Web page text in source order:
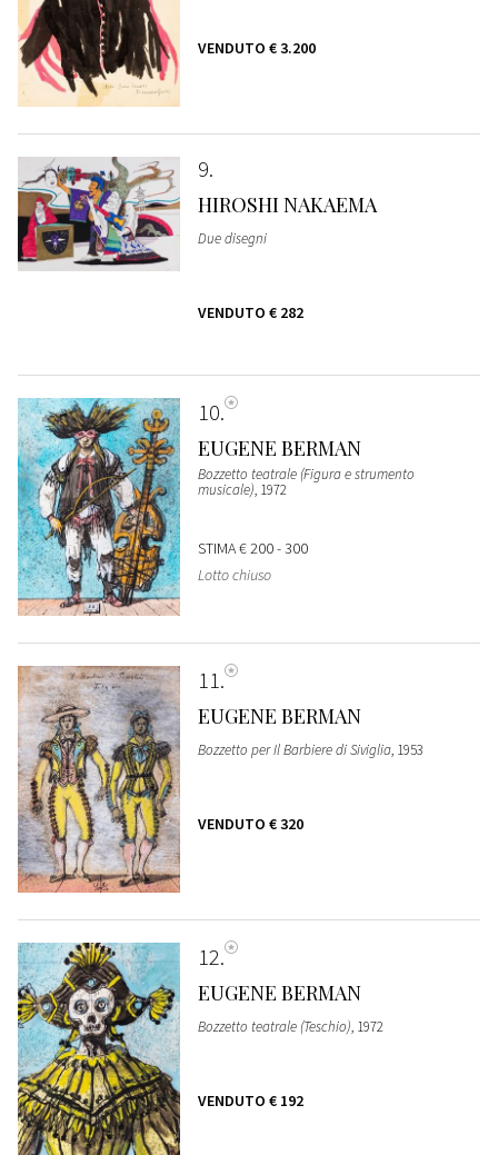
VENDUTO € 3.200
9
HIROSHI NAKAEMA
Due disegni
VENDUTO € 282
10
EUGENE BERMAN
Bozzetto teatrale (Figura e strumento
musicale), 1972
STIMA€ 200 - 300
Lotto chiuso
11
EUGENE BERMAN
Bozzetto per Il Barbiere di Siviglia, 1953
VENDUTO € 320
12
EUGENE BERMAN
Bozzetto teatrale (Teschio), 1972
VENDUTO € 192